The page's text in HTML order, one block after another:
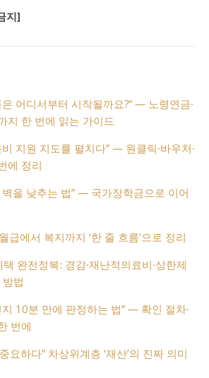
지]
어디서부터 시작될까요?” — 노령연금·
지 한 번에 읽는 가이드
지원 지도를 펼치다” — 원클릭·바우처·
에 정리
을 낮추는 법” — 국가장학금으로 이어
급에서 복지까지 ‘한 줄 흐름’으로 정리
완전정복: 경감·재난적의료비·상한제
법
10분 만에 판정하는 법” — 확인 절차·
번에
요하다” 차상위계층 ‘재산’의 진짜 의미